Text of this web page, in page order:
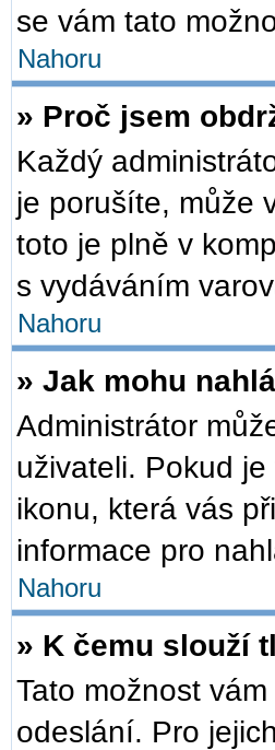
se vám tato
Nahoru
» Proč jsem
Každý
je porušíte, může
toto je plně v
s vydáváním
Nahoru
» Jak mohu
Administrátor
uživateli. Pokud
ikonu, která vás
informace pro
Nahoru
» K čemu slouží
Tato možnost
odeslání. Pro